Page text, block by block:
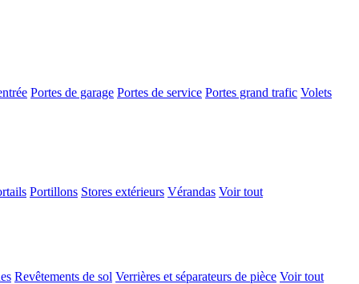
Portes de garage Portes de service Portes grand trafic Volets
Portillons Stores extérieurs Vérandas Voir tout
Revêtements de sol Verrières et séparateurs de pièce Voir tout